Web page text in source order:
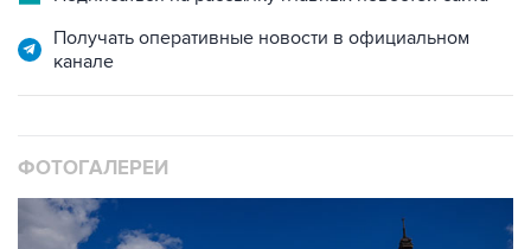
Получать оперативные новости в официальном
канале
ФОТОГАЛЕРЕИ